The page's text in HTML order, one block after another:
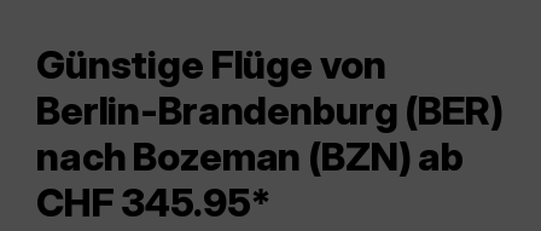
Günstige Flüge von
Berlin-Brandenburg (BER)
nach Bozeman (BZN) ab
CHF 345.95*